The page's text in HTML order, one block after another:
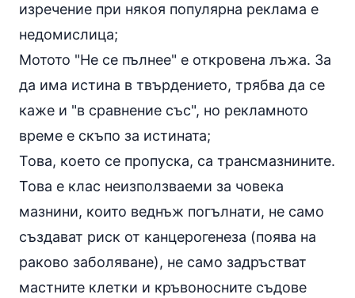
изречение при някоя популярна реклама е
недомислица;
Мотото "Не се пълнее" е откровена лъжа. За
да има истина в твърдението, трябва да се
каже и "в сравнение със", но рекламното
време е скъпо за истината;
Това, което се пропуска, са трансмазнините.
Това е клас неизползваеми за човека
мазнини, които веднъж погълнати, не само
създават риск от канцерогенеза (поява на
раково заболяване), не само задръстват
мастните клетки и кръвоносните съдове